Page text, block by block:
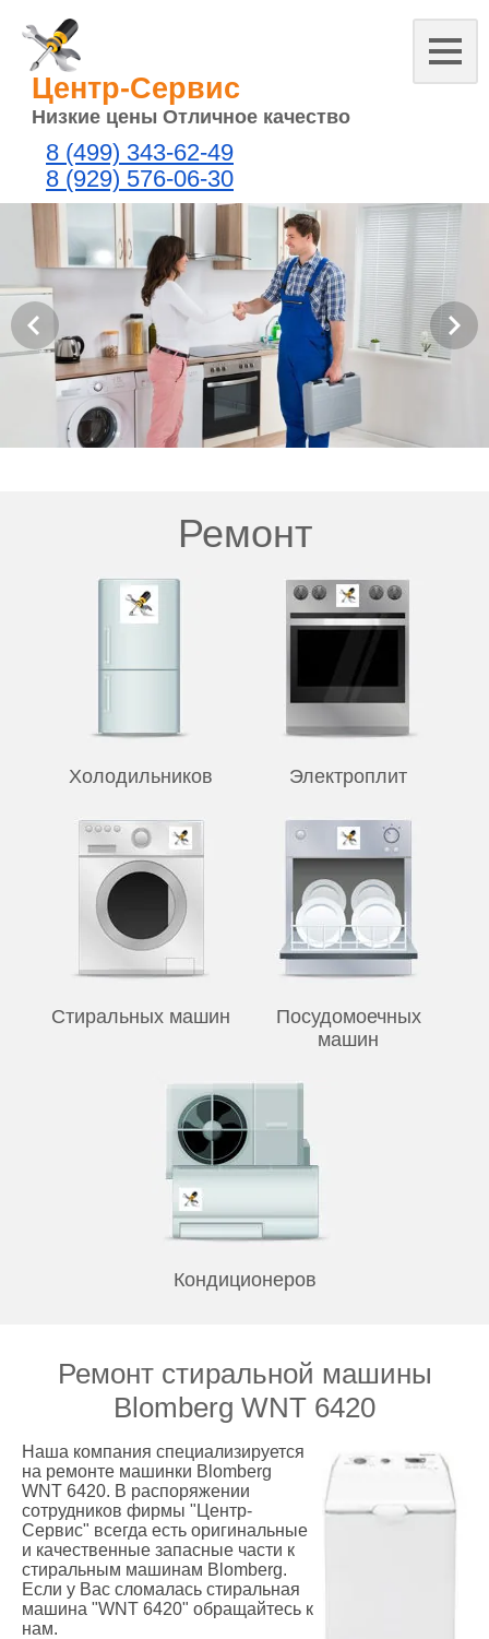
Центр-Сервис
Низкие цены Отличное качество
8 (499) 343-62-49
8 (929) 576-06-30
Ремонт
Холодильников Электроплит
Стиральных машин
Посудомоечных
машин
Кондиционеров
Ремонт стиральной машины
Blomberg WNT 6420
Наша компания специализируется
на ремонте машинки Blomberg
WNT 6420. В распоряжении
сотрудников фирмы "Центр-
Сервис" всегда есть оригинальные
и качественные запасные части к
стиральным машинам Blomberg.
Если у Вас сломалась стиральная
машина "WNT 6420" обращайтесь к
нам.